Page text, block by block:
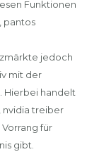
Funktionen
pantos
jedoch
mit der
Hierbei handelt
nvidia treiber
für
gibt.